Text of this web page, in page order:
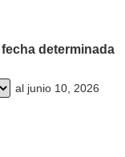
determinada
al junio 10, 2026